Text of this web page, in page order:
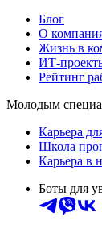
Блог
О
Жизнь в
ИТ-
Рейтинг
Молодым
Карьера
Школа
Карьера в
Боты для